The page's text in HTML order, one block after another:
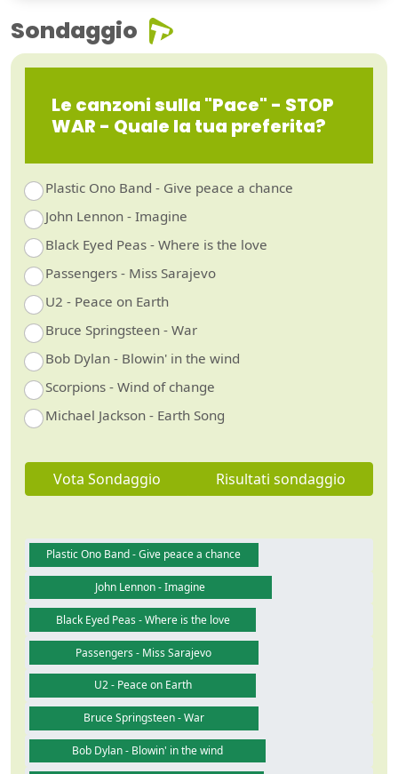
Sondaggio
Le canzoni sulla "Pace" - STOP
WAR - Quale la tua preferita?
Plastic Ono Band - Give peace a chance
John Lennon - Imagine
Black Eyed Peas - Where is the love
Passengers - Miss Sarajevo
U2 - Peace on Earth
Bruce Springsteen - War
Bob Dylan - Blowin' in the wind
Scorpions - Wind of change
Michael Jackson - Earth Song
Vota Sondaggio Risultati sondaggio
Plastic Ono Band - Give peace a chance
John Lennon - Imagine
Black Eyed Peas - Where is the love
Passengers - Miss Sarajevo
U2 - Peace on Earth
Bruce Springsteen - War
Bob Dylan - Blowin' in the wind